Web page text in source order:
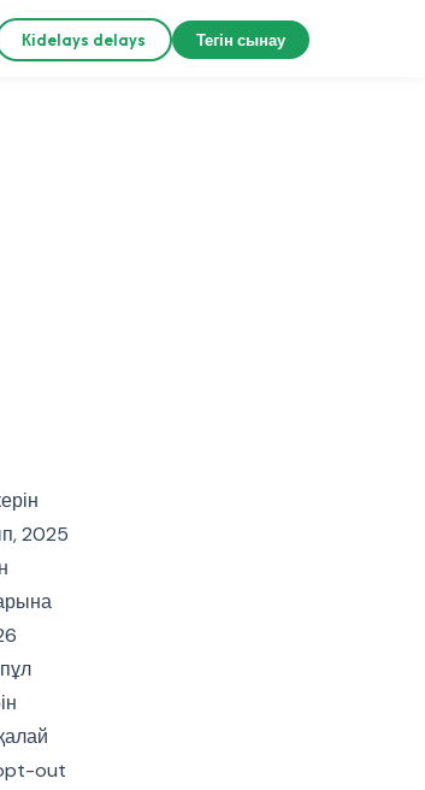
Кіdelays delays Тегін сынау
2025
out